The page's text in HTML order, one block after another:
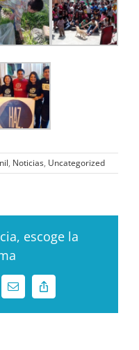
, Noticias, Uncategorized
escoge la
Correo
electrónico
Copy
Link